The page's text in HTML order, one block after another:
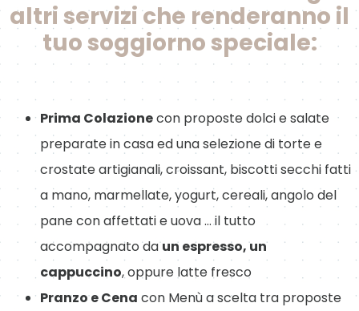
altri servizi che renderanno il
tuo soggiorno speciale:
Prima Colazionecon proposte dolci e salate
preparate in casa ed una selezione di torte e
crostate artigianali, croissant, biscotti secchi fatti
a mano, marmellate, yogurt, cereali, angolo del
pane con affettati e uova … il tutto
accompagnato daun espresso, un
cappuccino, oppure latte fresco
Pranzo e Cena con Menù a scelta tra proposte